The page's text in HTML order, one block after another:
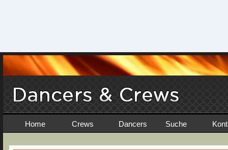
Home Crews Dancers Suche